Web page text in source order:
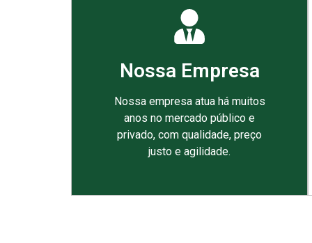
Nossa Empresa
Nossa empresa atua há muitos
anos no mercado público e
privado, com qualidade, preço
justo e agilidade.